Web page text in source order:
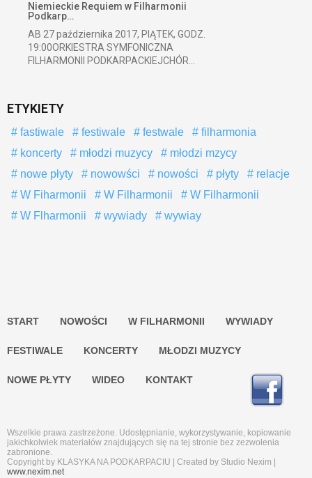
Niemieckie Requiem w Filharmonii
Podkarp…
AB 27 października 2017, PIĄTEK, GODZ.
19:00ORKIESTRA SYMFONICZNA
FILHARMONII PODKARPACKIEJCHÓR...
ETYKIETY
fastiwale festiwale festwale
filharmonia
koncerty
młodzi muzycy
młodzi mzycy
nowe płyty
nowowści nowości płyty
relacje
W Fiharmonii
W Filharmonii
W Filharmonii
W Flharmonii
wywiady wywiay
START NOWOŚCI W FILHARMONII WYWIADY
FESTIWALE KONCERTY MŁODZI MUZYCY
NOWE PŁYTY WIDEO KONTAKT
Wszelkie prawa zastrzeżone. Udostępnianie, wykorzystywanie, kopiowanie
jakichkolwiek materiałów znajdujących się na tej stronie bez zezwolenia
zabronione.
Copyright by KLASYKA NA PODKARPACIU | Created by Studio Nexim |
www.nexim.net